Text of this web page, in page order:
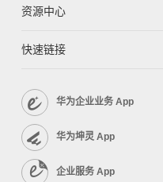
资源中心
快速链接
华为企业业务 App
华为坤灵 App
企业服务 App